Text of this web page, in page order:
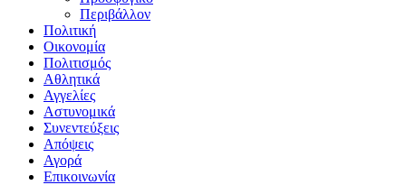
Περιβάλλον
Πολιτική
Οικονομία
Πολιτισμός
Αθλητικά
Αγγελίες
Αστυνομικά
Συνεντεύξεις
Απόψεις
Αγορά
Επικοινωνία